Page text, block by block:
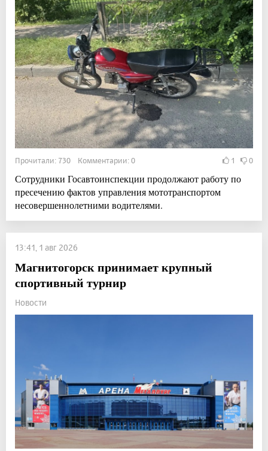
Прочитали: 730 Комментарии: 0 1 0
Сотрудники Госавтоинспекции продолжают работу по
пресечению фактов управления мототранспортом
несовершеннолетними водителями.
13:41, 1 авг 2026
Магнитогорск принимает крупный
спортивный турнир
Новости